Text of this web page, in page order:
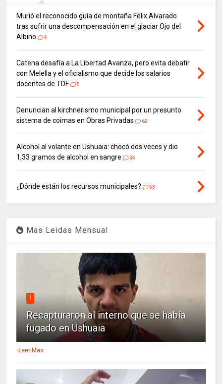
Murió el reconocido guía de montaña Félix Alvarado
tras sufrir una descompensación en el glaciar Ojo del
Albino
4
Catena desafía a La Libertad Avanza, pero evita debatir
con Melella y el oficialismo que decide los salarios
docentes de TDF
5
Denuncian al kirchnerismo municipal por un presunto
sistema de coimas en Obras Privadas
62
Alcohol al volante en Ushuaia: chocó dos veces y dio
1,33 gramos de alcohol en sangre
34
¿Dónde están los recursos municipales? 53
Mas Leidas Mensual
1
Recapturaron al interno que se había
fugado en Ushuaia
Leer Mas